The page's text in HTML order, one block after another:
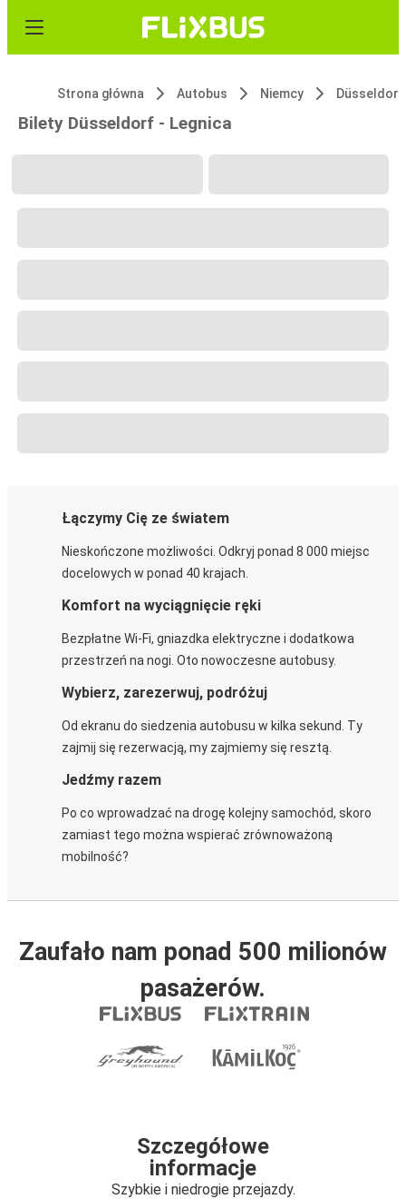
Strona główna Autobus Niemcy Düsseldorf
Bilety Düsseldorf - Legnica
Łączymy Cię ze światem
Nieskończone możliwości. Odkryj ponad 8 000 miejsc
docelowych w ponad 40 krajach.
Komfort na wyciągnięcie ręki
Bezpłatne Wi-Fi, gniazdka elektryczne i dodatkowa
przestrzeń na nogi. Oto nowoczesne autobusy.
Wybierz, zarezerwuj, podróżuj
Od ekranu do siedzenia autobusu w kilka sekund. Ty
zajmij się rezerwacją, my zajmiemy się resztą.
Jedźmy razem
Po co wprowadzać na drogę kolejny samochód, skoro
zamiast tego można wspierać zrównoważoną
mobilność?
Zaufało nam ponad 500 milionów
pasażerów.
Szczegółowe
informacje
Szybkie i niedrogie przejazdy.